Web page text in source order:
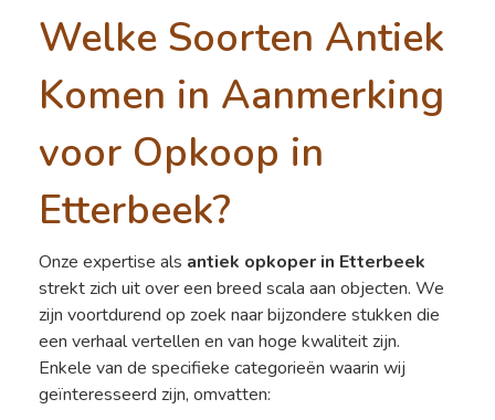
Welke Soorten Antiek
Komen in Aanmerking
voor Opkoop in
Etterbeek?
Onze expertise als antiek opkoper in Etterbeek
strekt zich uit over een breed scala aan objecten. We
zijn voortdurend op zoek naar bijzondere stukken die
een verhaal vertellen en van hoge kwaliteit zijn.
Enkele van de specifieke categorieën waarin wij
geïnteresseerd zijn, omvatten: